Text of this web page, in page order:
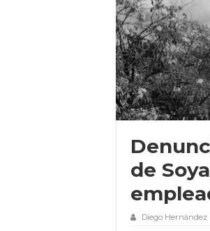
de
Diego Hernández